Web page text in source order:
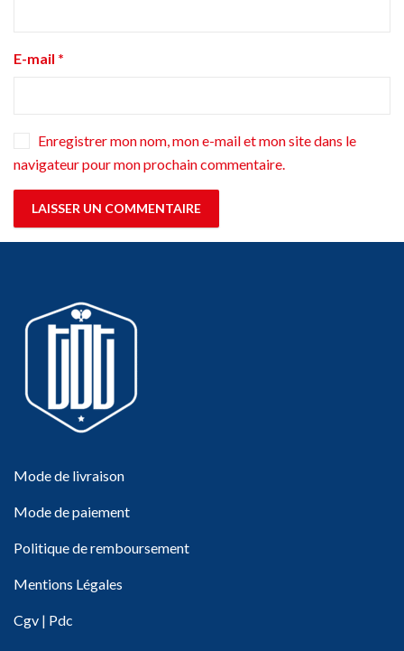
E-mail *
Enregistrer mon nom, mon e-mail et mon site dans le
navigateur pour mon prochain commentaire.
Mode de livraison
Mode de paiement
Politique de remboursement
Mentions Légales
Cgv | Pdc